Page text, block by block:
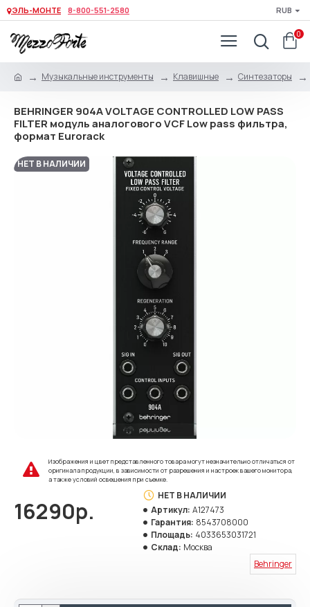
ЭЛЬ-МОНТЕ 8-800-551-2580 RUB
0
Музыкальные инструменты Клавишные Синтезаторы
BEHRINGER 904A VOLTAGE CONTROLLED LOW PASS
FILTER модуль аналогового VCF Low pass фильтра,
формат Eurorack
НЕТ В НАЛИЧИИ
Изображения и цвет представленного товара могут незначительно отличаться от
оригинала продукции, в зависимости от разрешения и настроек вашего монитора,
а также условий освещения при съемке.
16290р.
НЕТ В НАЛИЧИИ
Артикул: A127473
Гарантия: 8543708000
Площадь: 4033653031721
Склад: Москва
Behringer